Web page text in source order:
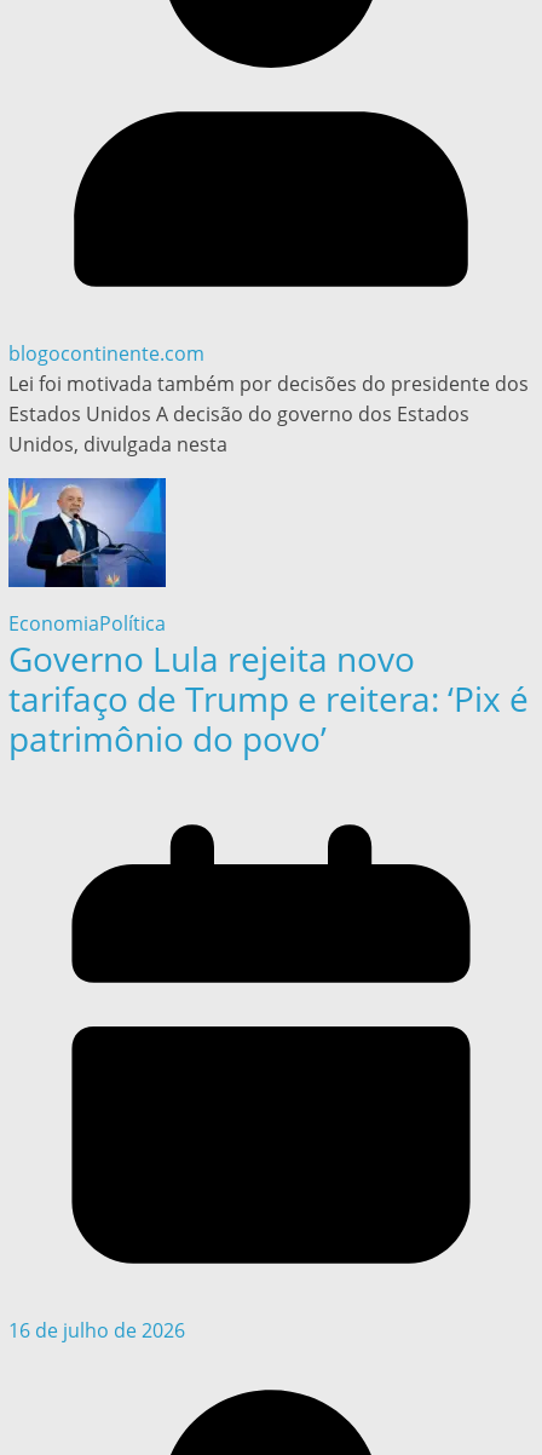
blogocontinente.com
Lei foi motivada também por decisões do presidente dos
Estados Unidos A decisão do governo dos Estados
Unidos, divulgada nesta
EconomiaPolítica
Governo Lula rejeita novo
tarifaço de Trump e reitera: ‘Pix é
patrimônio do povo’
16 de julho de 2026